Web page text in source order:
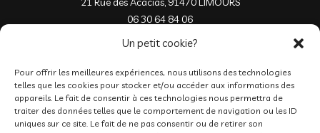
Un petit cookie?
Pour offrir les meilleures expériences, nous utilisons des technologies
telles que les cookies pour stocker et/ou accéder aux informations des
appareils. Le fait de consentir à ces technologies nous permettra de
traiter des données telles que le comportement de navigation ou les ID
uniques sur ce site. Le fait de ne pas consentir ou de retirer son
06 30 64 84 06
Pages